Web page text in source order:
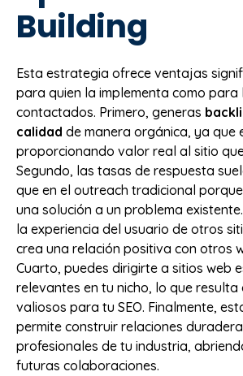
Building
Esta estrategia ofrece ventajas
para quien la implementa como para
contactados. Primero, generas
calidad de manera orgánica, ya que
proporcionando valor real al sitio
Segundo, las tasas de respuesta
que en el outreach tradicional
una solución a un problema
la experiencia del usuario de otros
crea una relación positiva con otros
Cuarto, puedes dirigirte a sitios web
relevantes en tu nicho, lo que resulta
valiosos para tu SEO. Finalmente,
permite construir relaciones
profesionales de tu industria,
futuras colaboraciones.